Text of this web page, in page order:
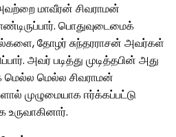
மாவீரன் சிவராமன்
பொதுவுடைமைக்
தோழர் சுந்தரராசன் அவர்கள்
அவர் படித்து முடித்தபின் அது
மெல்ல மெல்ல சிவராமன்
முழுமையாக ஈர்க்கப்பட்டு